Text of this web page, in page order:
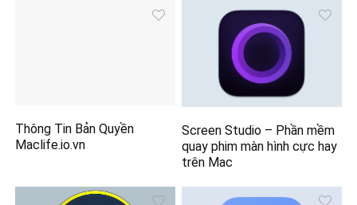
Thông Tin Bản Quyền
Maclife.io.vn
Screen Studio – Phần mềm
quay phim màn hình cực hay
trên Mac